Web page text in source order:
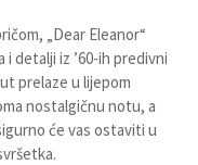
„Dear Eleanor“
detalji iz ’60-ih predivni
prelaze u lijepom
nostalgičnu notu, a
će vas ostaviti u